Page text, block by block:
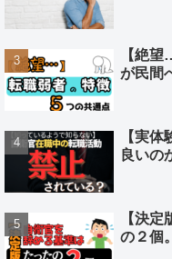
【絶
が民間
【実
良いの
【決
の２個。